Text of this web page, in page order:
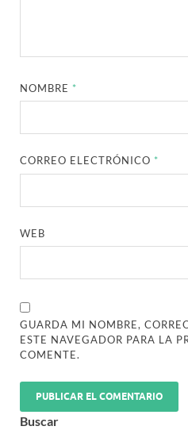
NOMBRE *
CORREO ELECTRÓNICO *
WEB
GUARDA MI NOMBRE,
ESTE NAVEGADOR PARA LA
COMENTE.
Buscar